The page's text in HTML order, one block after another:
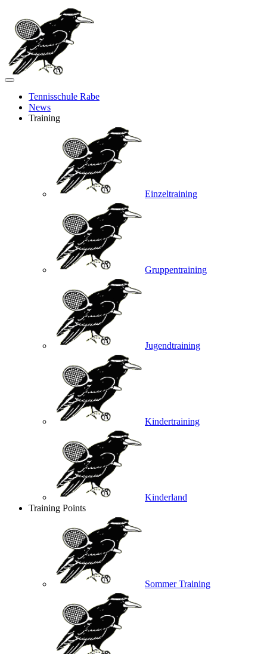
Tennisschule Rabe
News
Training
Einzeltraining
Gruppentraining
Jugendtraining
Kindertraining
Kinderland
Training Points
Sommer Training